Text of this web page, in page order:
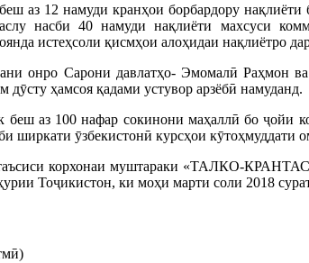
аз 12 намуди кранҳои борбардору
насби 40 намуди нақлиёти махсуси
истеҳсоли қисмҳои алоҳидаи нақлиётро
онро Сарони давлатҳо- Эмомалӣ Раҳмон
ҳамсоя қадами устувор арзёбӣ намуданд.
аз 100 нафар сокинони маҳаллӣ бо ҷойи
ширкати ӯзбекистонӣ курсҳои кӯтоҳмуддати
корхонаи муштараки «ТАЛКО-
Тоҷикистон, ки моҳи марти соли 2018